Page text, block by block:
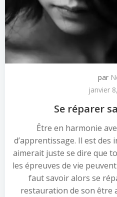
par
janvier
Se réparer
Être en harmonie
d’apprentissage. Il est des
aimerait juste se dire que
les épreuves de vie
faut savoir alors se
restauration de son être